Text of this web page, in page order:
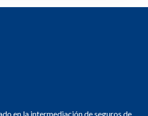
en la intermediación de seguros de